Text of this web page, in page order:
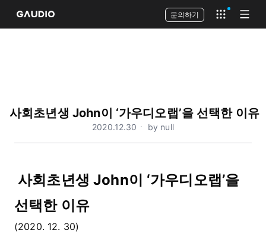
문의하기
Open app
사회초년생 John이 ‘가우디오랩’을 선택한 이유
2020.12.30ㆍ by null
사회초년생 John이 ‘가우디오랩’을
선택한 이유
(2020. 12. 30)